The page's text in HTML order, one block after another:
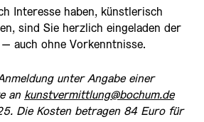
Interesse haben, künstlerisch
sind Sie herzlich eingeladen der
auch ohne Vorkenntnisse.
unter Angabe einer
an kunstvermittlung@bochum.de
Die Kosten betragen 84 Euro für